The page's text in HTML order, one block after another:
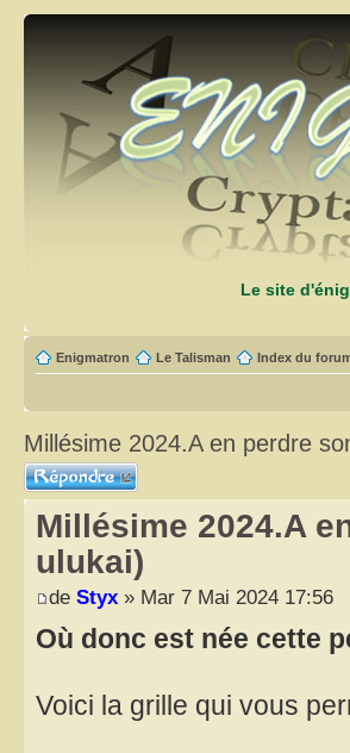
Le site
Enigmatron Le Talisman Index du
Millésime 2024.A en perdre
Répondre
Millésime 2024.A
ulukai)
de Styx » Mar 7 Mai 2024 17:56
Où donc est née cette
Voici la grille qui vous